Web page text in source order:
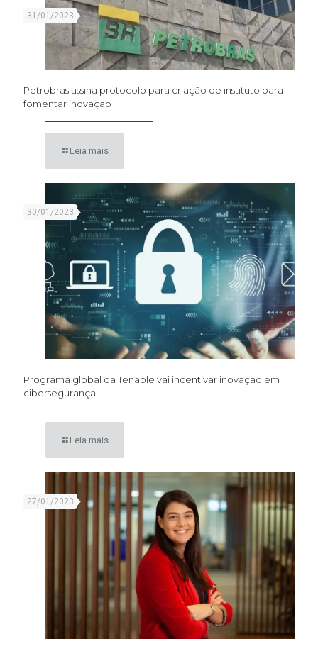
31/01/2023
Petrobras assina protocolo para criação de instituto para
fomentar inovação
Leia mais
30/01/2023
Programa global da Tenable vai incentivar inovação em
cibersegurança
Leia mais
27/01/2023